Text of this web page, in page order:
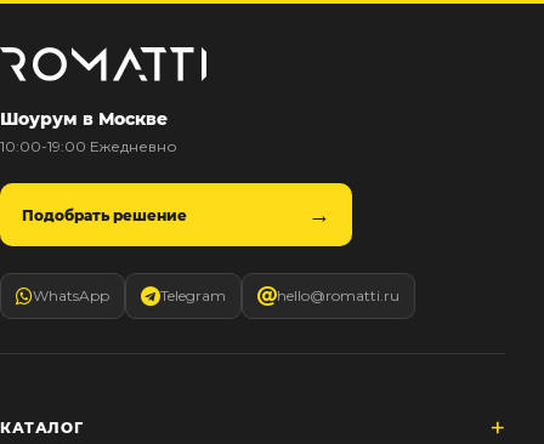
Шоурум в Москве
10:00-19:00 Ежедневно
Подобрать решение
WhatsApp Telegram hello@romatti.ru
КАТАЛОГ